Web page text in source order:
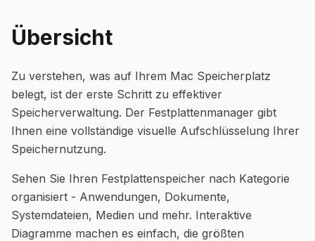
Übersicht
Zu verstehen, was auf Ihrem Mac Speicherplatz
belegt, ist der erste Schritt zu effektiver
Speicherverwaltung. Der Festplattenmanager gibt
Ihnen eine vollständige visuelle Aufschlüsselung Ihrer
Speichernutzung.
Sehen Sie Ihren Festplattenspeicher nach Kategorie
organisiert - Anwendungen, Dokumente,
Systemdateien, Medien und mehr. Interaktive
Diagramme machen es einfach, die größten